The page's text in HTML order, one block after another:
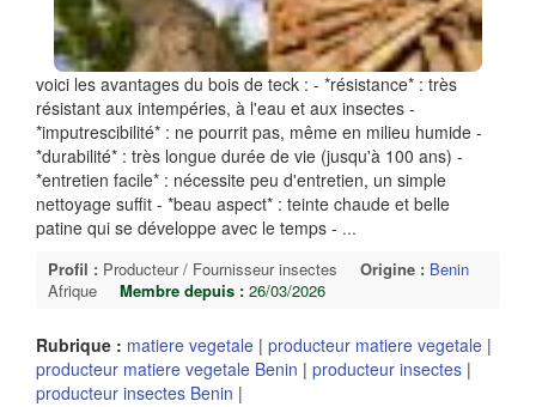
voici les avantages du bois de teck : - *résistance* : très
résistant aux intempéries, à l'eau et aux insectes -
*imputrescibilité* : ne pourrit pas, même en milieu humide -
*durabilité* : très longue durée de vie (jusqu'à 100 ans) -
*entretien facile* : nécessite peu d'entretien, un simple
nettoyage suffit - *beau aspect* : teinte chaude et belle
patine qui se développe avec le temps - ...
Profil : Producteur / Fournisseur insectes Origine : Benin
Afrique
Membre depuis : 26/03/2026
Rubrique : matiere vegetale | producteur matiere vegetale |
producteur matiere vegetale Benin | producteur insectes |
producteur insectes Benin |